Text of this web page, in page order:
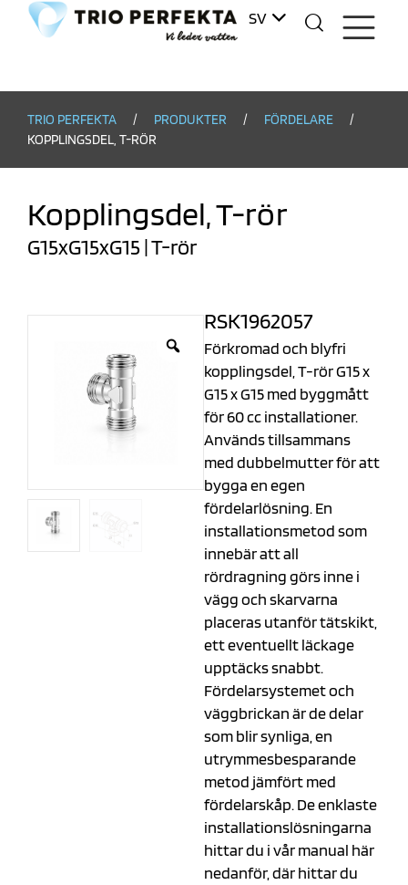
SV
DA
TRIO PERFEKTA / PRODUKTER / FÖRDELARE
/
KOPPLINGSDEL, T-RÖR
Kopplingsdel, T-rör
G15xG15xG15 | T-rör
RSK1962057
Förkromad och blyfri
kopplingsdel, T-rör G15 x
G15 x G15 med byggmått
för 60 cc installationer.
Används tillsammans
med dubbelmutter för att
bygga en egen
fördelarlösning. En
installationsmetod som
innebär att all
rördragning görs inne i
vägg och skarvarna
placeras utanför tätskikt,
ett eventuellt läckage
upptäcks snabbt.
Fördelarsystemet och
väggbrickan är de delar
som blir synliga, en
utrymmesbesparande
metod jämfört med
fördelarskåp. De enklaste
installationslösningarna
hittar du i vår manual här
nedanför, där hittar du